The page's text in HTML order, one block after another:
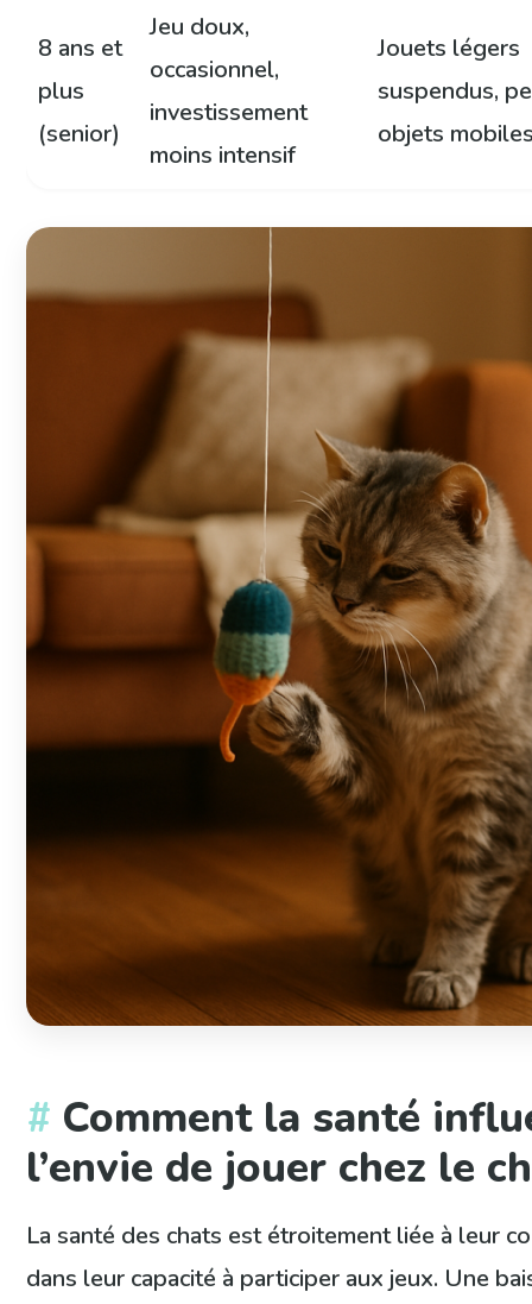
8 ans et
plus
(senior)
Jeu doux,
occasionnel,
investissement
moins intensif
Jouets légers
suspendus,
objets
Comment la santé
l’envie de jouer chez le
La santé des chats est étroitement liée à leur
dans leur capacité à participer aux jeux. Une